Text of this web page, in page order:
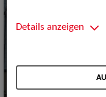
Details anzeigen